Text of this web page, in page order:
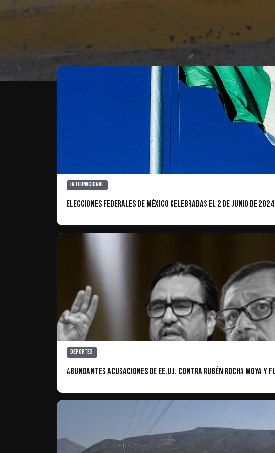
Te puede interesar
Internacional
Elecciones federales de México celebradas el 2 de junio de 2024
Deportes
Abundantes acusaciones de EE.UU. contra Rubén Rocha